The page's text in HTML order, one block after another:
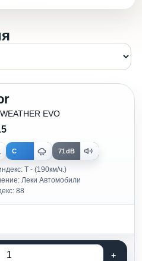
EVO
C 71dB
T - (190км/ч.)
Леки Автомобили
88